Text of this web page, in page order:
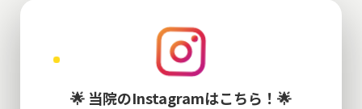
🌟 当院のInstagramはこちら！🌟